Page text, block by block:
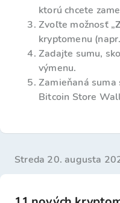
ktorú chcete
Zvoľte možnosť „
kryptomenu
Zadajte sumu,
výmenu.
Zamieňaná suma
Bitcoin Store
streda 20. augusta